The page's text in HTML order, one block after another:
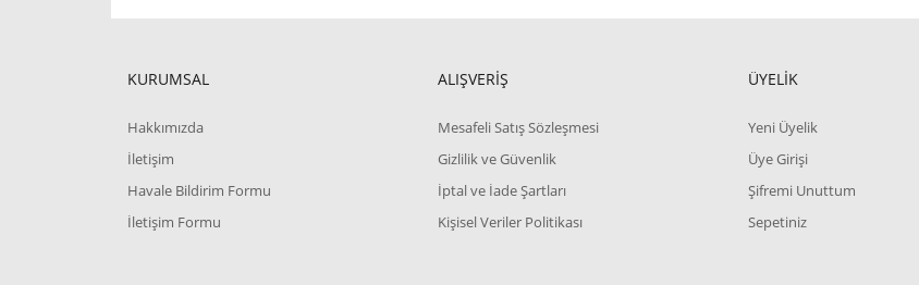
KURUMSAL
Hakkımızda
İletişim
Havale Bildirim Formu
İletişim Formu
ALIŞVERİŞ
Mesafeli Satış Sözleşmesi
Gizlilik ve Güvenlik
İptal ve İade Şartları
Kişisel Veriler Politikası
ÜYELİK
Yeni Üyelik
Üye Girişi
Şifremi Unuttum
Sepetiniz